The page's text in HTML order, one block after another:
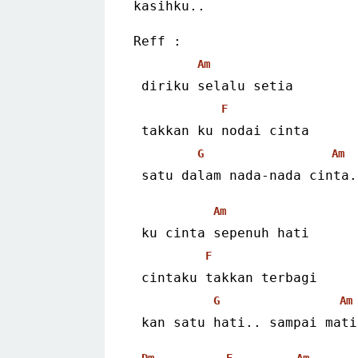
kasihku..
Reff :
Am
diriku selalu setia
F
takkan ku nodai cinta
G Am
satu dalam nada-nada
Am
ku cinta sepenuh hati
F
cintaku takkan terbagi
G Am
kan satu hati.. sampai